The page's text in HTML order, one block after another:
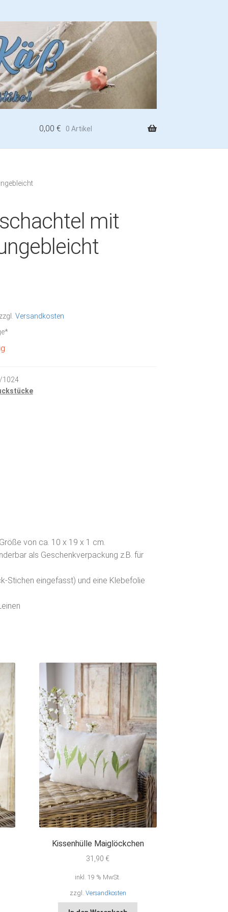
0,00 € 0 Artikel
mit
zzgl. Versandkosten
1024
von ca. 10 x 19 x 1 cm.
als Geschenkverpackung z.B. für
Stichen eingefasst) und eine Klebefolie
Kissenhülle Maiglöckchen
31,90 €
inkl. 19 % MwSt.
zzgl. Versandkosten